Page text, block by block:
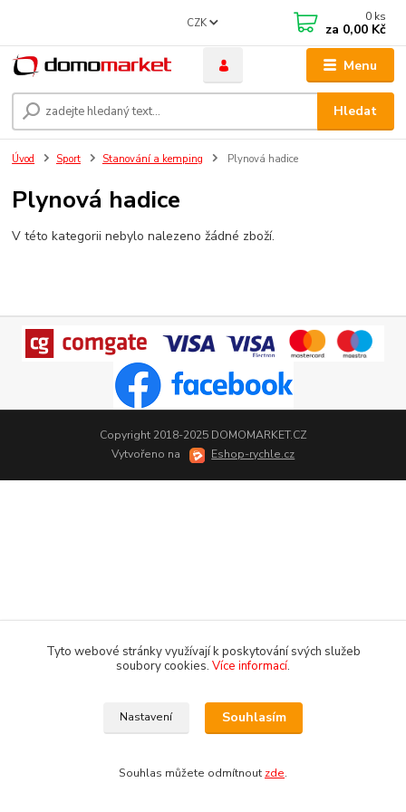
Menu
CZK
Hledat
0 ks
za 0,00 Kč
Úvod Sport Stanování a kemping Plynová hadice
Plynová hadice
V této kategorii nebylo nalezeno žádné zboží.
Copyright 2018-2025 DOMOMARKET.CZ
Vytvořeno na
Eshop-rychle.cz
Tyto webové stránky využívají k poskytování svých služeb
soubory cookies. Více informací.
Nastavení Souhlasím
Souhlas můžete odmítnout zde.